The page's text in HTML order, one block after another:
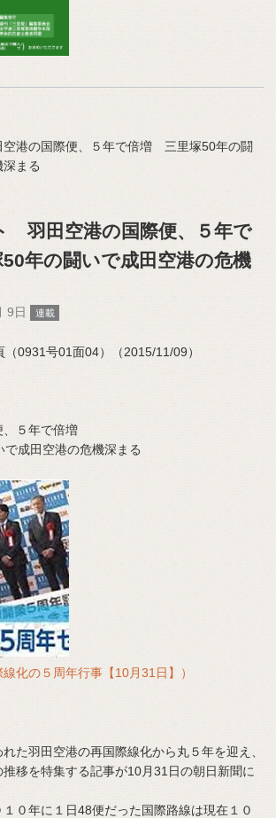
港の国際便、５年で倍増 三里塚50年の闘
深まる
羽田空港の国際便、５年で
年の闘いで成田空港の危機
9日 連載
0931号01面04）（2015/11/09）
５年で倍増
成田空港の危機深まる
化の５周年行事【10月31日】）
た羽田空港の再国際線化から丸５年を迎え、
移を特集する記事が10月31日の朝日新聞に
０年に１日48便だった国際路線は現在１０